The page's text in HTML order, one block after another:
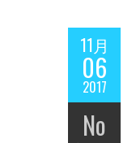
11月
06
2017
No